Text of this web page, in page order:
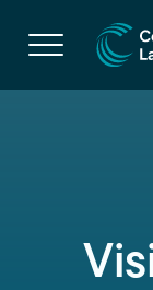
Ouvrir
la
navigation